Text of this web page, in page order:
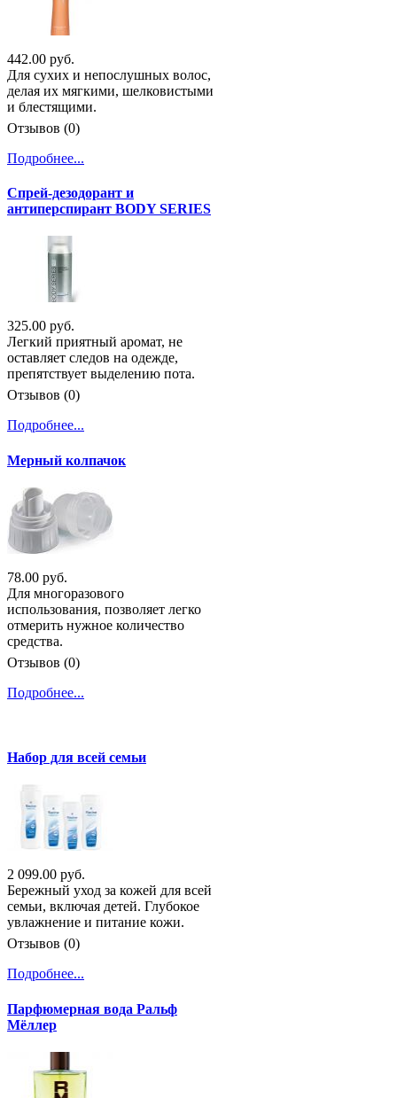
442.00 руб.
Для сухих и непослушных волос,
делая их мягкими, шелковистыми
и блестящими.
Отзывов (0)
Подробнее...
Спрей-дезодорант и
антиперспирант BODY SERIES
325.00 руб.
Легкий приятный аромат, не
оставляет следов на одежде,
препятствует выделению пота.
Отзывов (0)
Подробнее...
Мерный колпачок
78.00 руб.
Для многоразового
использования, позволяет легко
отмерить нужное количество
средства.
Отзывов (0)
Подробнее...
Набор для всей семьи
2 099.00 руб.
Бережный уход за кожей для всей
семьи, включая детей. Глубокое
увлажнение и питание кожи.
Отзывов (0)
Подробнее...
Парфюмерная вода Ральф
Мёллер